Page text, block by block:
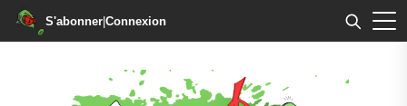
S'abonner|Connexion